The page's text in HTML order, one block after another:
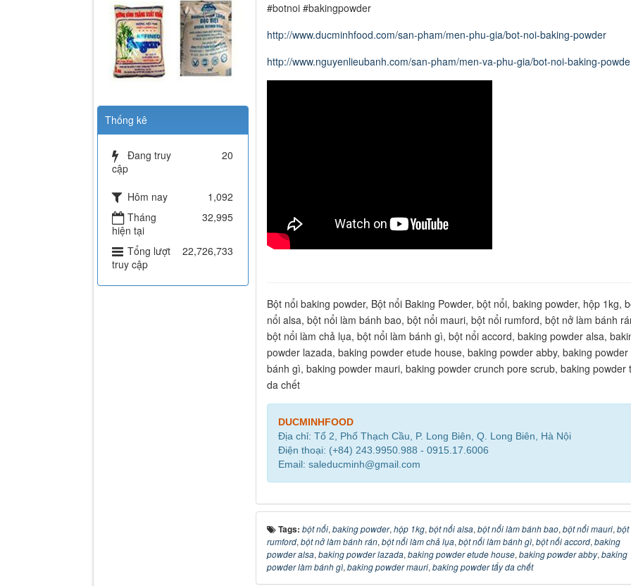
#botnoi #bakingpowder
http://www.ducminhfood.com/san-pham/men-phu-gia/bot-noi-baking-powder
http://www.nguyenlieubanh.com/san-pham/men-va-phu-gia/bot-noi-baking-
Bột nổi baking powder, Bột nổi Baking Powder, bột nổi, baking powder, hộp 1kg,
nổi alsa, bột nổi làm bánh bao, bột nổi mauri, bột nổi rumford, bột nở làm bánh
bột nổi làm chả lụa, bột nổi làm bánh gì, bột nổi accord, baking powder alsa,
powder lazada, baking powder etude house, baking powder abby, baking powder
bánh gì, baking powder mauri, baking powder crunch pore scrub, baking powder
da chết
DUCMINHFOOD
Địa chỉ: Tổ 2, Phố Thạch Cầu, P. Long Biên, Q. Long Biên, Hà Nội
Điện thoại: (+84) 243.9950.988 - 0915.17.6006
Email: saleducminh@gmail.com
Tags: bột nổi, baking powder, hộp 1kg, bột nổi alsa, bột nổi làm bánh bao, bột nổi mauri, bột
rumford, bột nở làm bánh rán, bột nổi làm chả lụa, bột nổi làm bánh gì, bột nổi accord, baking
powder alsa, baking powder lazada, baking powder etude house, baking powder abby, baking
powder làm bánh gì, baking powder mauri, baking powder tẩy da chết
Thống kê
Đang truy
cập
20
Hôm nay
1,092
Tháng
hiện tại
32,995
Tổng lượt
truy cập
22,726,733